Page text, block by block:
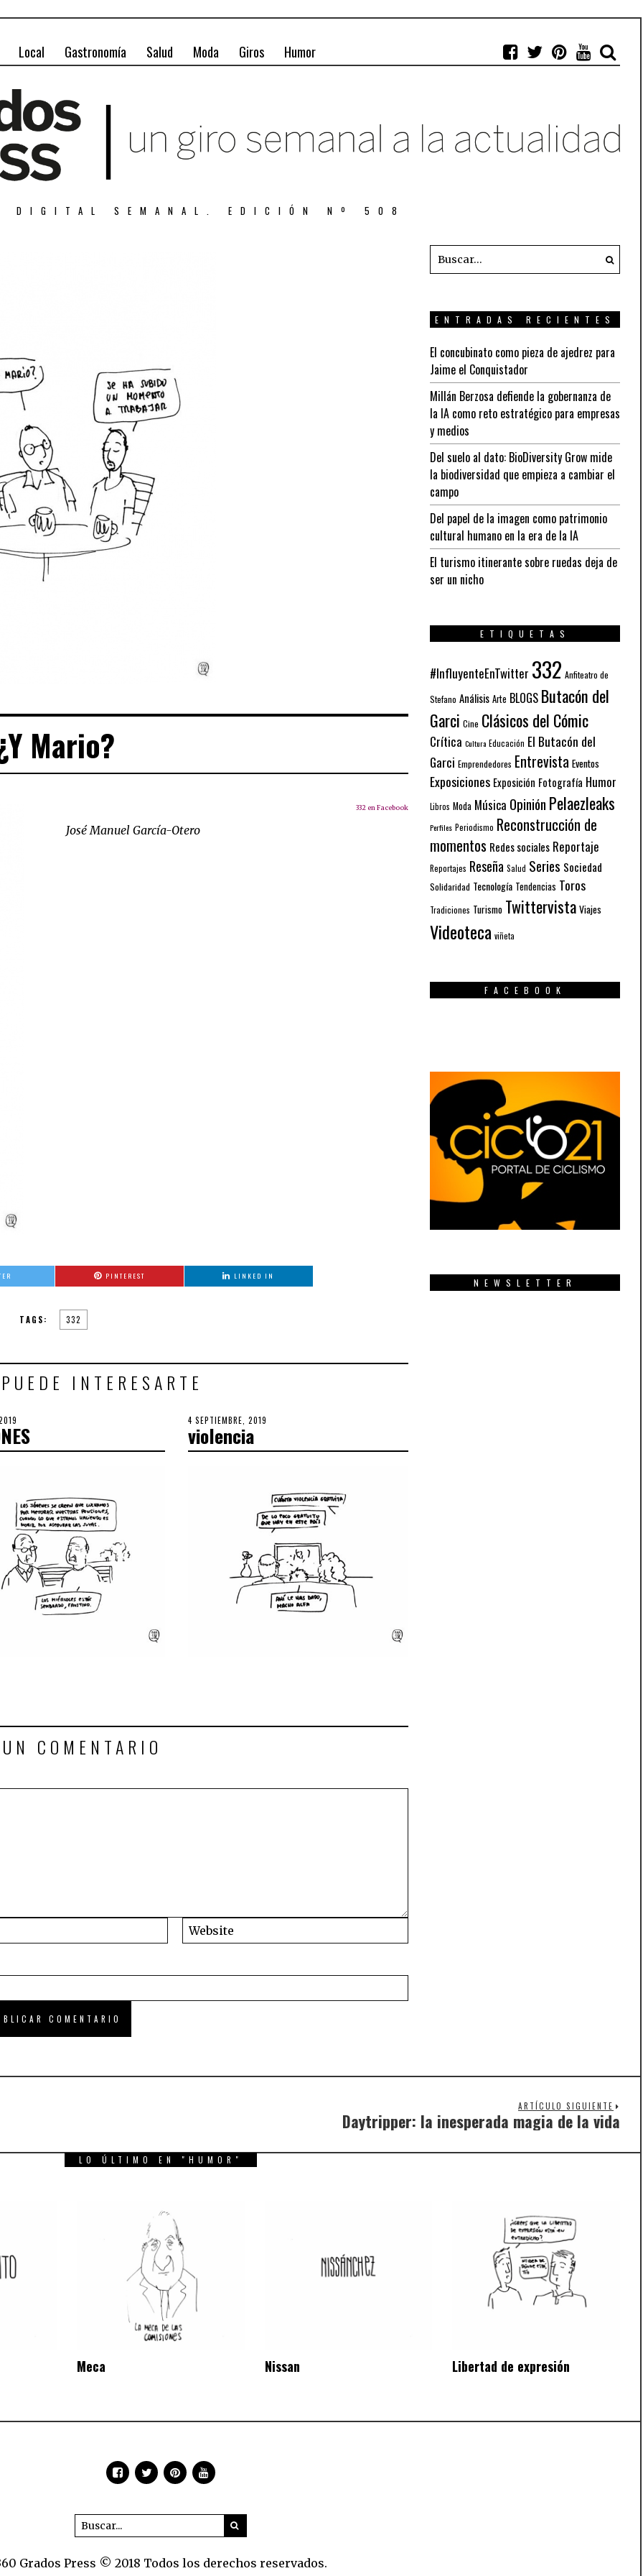
Local Gastronomía Salud Moda Giros Humor
DIGITAL SEMANAL. EDICIÓN Nº 508
Mario?
332 en Facebook
José Manuel García-Otero
PINTEREST LINKED IN
TAGS: 332
INTERESARTE
OCTUBRE,
2019
POSTED
ON
4 SEPTIEMBRE, 2019
violencia
COMENTARIO
ENTRADAS RECIENTES
El concubinato como pieza de ajedrez para
Jaime el Conquistador
Millán Berzosa defiende la gobernanza de
la IA como reto estratégico para empresas
y medios
Del suelo al dato: BioDiversity Grow mide
la biodiversidad que empieza a cambiar el
campo
Del papel de la imagen como patrimonio
cultural humano en la era de la IA
El turismo itinerante sobre ruedas deja de
ser un nicho
ETIQUETAS
#InfluyenteEnTwitter 332 Anfiteatro de
Stefano Análisis Arte BLOGS Butacón del
Garci Cine Clásicos del Cómic
Crítica Cultura Educación El Butacón del
Garci Emprendedores Entrevista Eventos
Exposiciones Exposición Fotografía Humor
Libros Moda Música Opinión Pelaezleaks
Perfiles Periodismo Reconstrucción de
momentos Redes sociales Reportaje
Reportajes Reseña Salud Series Sociedad
Solidaridad Tecnología Tendencias Toros
Tradiciones Turismo Twittervista Viajes
Videoteca viñeta
FACEBOOK
NEWSLETTER
ARTÍCULO SIGUIENTE
Daytripper: la inesperada magia de la vida
LO ÚLTIMO EN "HUMOR"
Meca Nissan Libertad de expresión
Grados Press © 2018 Todos los derechos reservados.